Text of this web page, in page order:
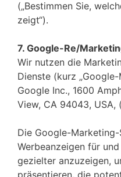
(„Bestimmen Sie,
zeigt“).
7. Google-Re/
Wir nutzen die
Dienste (kurz
Google Inc., 1600
View, CA 94043, USA,
Die Google-
Werbeanzeigen für
gezielter anzuzeigen,